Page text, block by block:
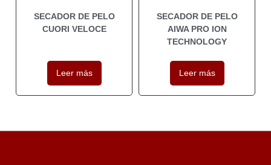
SECADOR DE PELO
CUORI VELOCE
Leer más
SECADOR DE PELO
AIWA PRO ION
TECHNOLOGY
Leer más